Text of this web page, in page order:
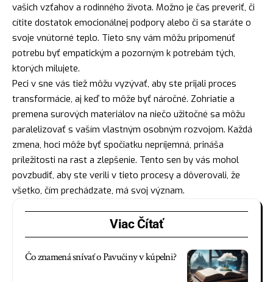
vašich vzťahov a rodinného života. Možno je čas preveriť, či
cítite dostatok emocionálnej podpory alebo či sa staráte o
svoje vnútorné teplo. Tieto sny vám môžu pripomenúť
potrebu byť empatickým a pozorným k potrebám tých,
ktorých milujete.
Peci v sne vás tiež môžu vyzývať, aby ste prijali proces
transformácie, aj keď to môže byť náročné. Zohriatie a
premena surových materiálov na niečo užitočné sa môžu
paralelizovať s vaším vlastným osobným rozvojom. Každá
zmena, hoci môže byť spočiatku nepríjemná, prináša
príležitosti na rast a zlepšenie. Tento sen by vás mohol
povzbudiť, aby ste verili v tieto procesy a dôverovali, že
všetko, čím prechádzate, má svoj význam.
Viac Čítať
Čo znamená snívať o Pavučiny v kúpelni?